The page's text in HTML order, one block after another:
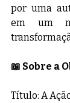
por uma
em um
📖 Sobre a
Título: A